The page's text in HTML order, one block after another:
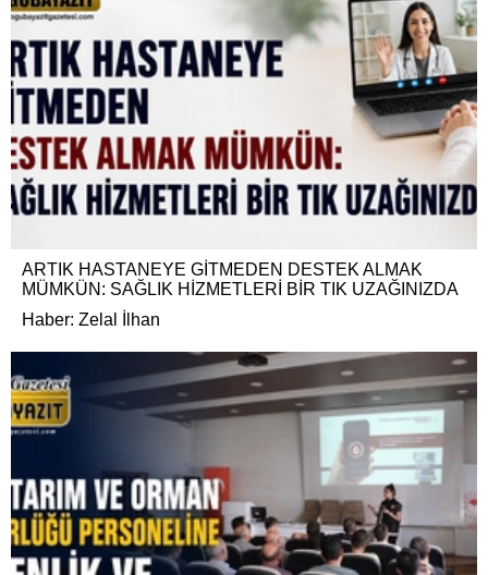
ARTIK HASTANEYE GİTMEDEN DESTEK ALMAK
MÜMKÜN: SAĞLIK HİZMETLERİ BİR TIK UZAĞINIZDA
Haber: Zelal İlhan